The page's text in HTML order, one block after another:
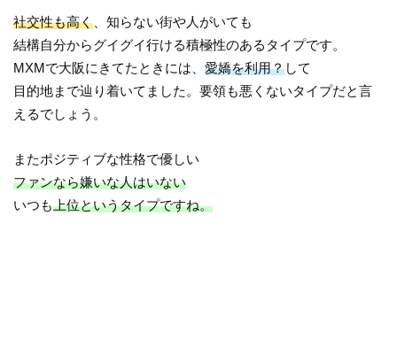
社交性も高く 、知らない街や人がいても
結構自分からグイグイ行ける積極性のあるタイプです。
MXMで大阪にきてたときには、愛嬌を利用？して
目的地まで辿り着いてました。要領も悪くないタイプだと言
えるでしょう。
またポジティブな性格で優しい
ファンなら嫌いな人はいない
いつも上位というタイプですね。